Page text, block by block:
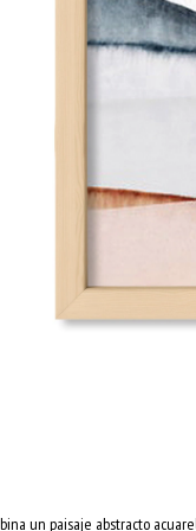
un paisaje abstracto